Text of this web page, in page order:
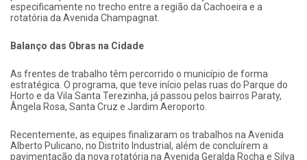
especificamente no trecho entre a região da Cachoeira e a
rotatória da Avenida Champagnat.
Balanço das Obras na Cidade
As frentes de trabalho têm percorrido o município de forma
estratégica. O programa, que teve início pelas ruas do Parque do
Horto e da Vila Santa Terezinha, já passou pelos bairros Paraty,
Ângela Rosa, Santa Cruz e Jardim Aeroporto.
Recentemente, as equipes finalizaram os trabalhos na Avenida
Alberto Pulicano, no Distrito Industrial, além de concluírem a
pavimentação da nova rotatória na Avenida Geralda Rocha e Silva